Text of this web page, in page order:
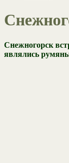
Снежногорск
являлись